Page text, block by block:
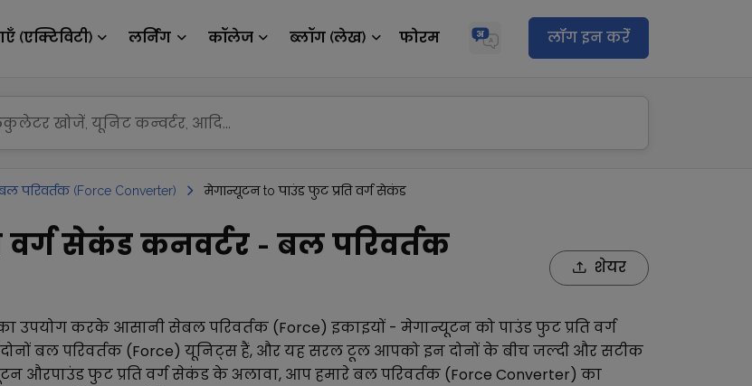
(एक्टिविटी) लर्निंग कॉलेज ब्लॉग (लेख) फोरम लॉग इन करेंं
परिवर्तक (Force Converter) मेगान्यूटन to पाउंड फुट प्रति वर्ग सेकंड
सेकंड कनवर्टर - बल परिवर्तक
शेयर
उपयोग करके आसानी सेबल परिवर्तक (Force) इकाइयों - मेगान्यूटनकोपाउंड फुट प्रति वर्ग
दोनोंबल परिवर्तक (Force) यूनिट्स हैं, और यह सरल टूल आपको इन दोनों के बीच जल्दी और सटीक
औरपाउंड फुट प्रति वर्ग सेकंडके अलावा, आप हमारेबल परिवर्तक (Force Converter) का